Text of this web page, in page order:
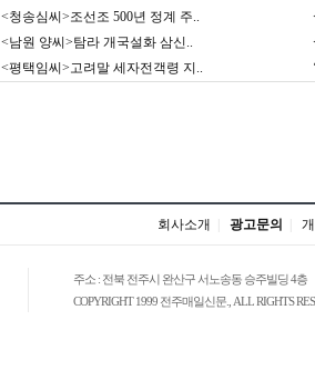
<청송심씨>조선조 500년 정계 주..
<남원 양씨>탐라 개국설화 삼신..
<평택임씨>고려말 세자전객령 지..
회사소개 광고문의
주소 : 전북 전주시 완산구 서노송동 승주빌딩 4층
COPYRIGHT 1999 전주매일신문., ALL RIGHTS